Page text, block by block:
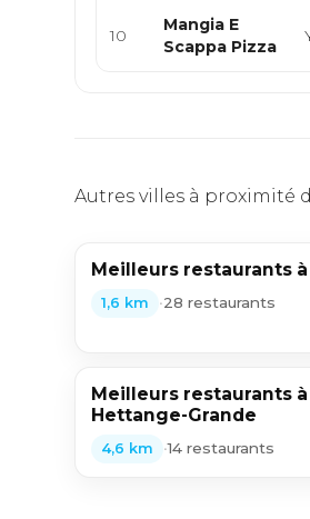
10
Mangia E
Scappa Pizza
Autres villes à proximité
Meilleurs restaurants à
1,6 km •28 restaurants
Meilleurs restaurants à
Hettange-Grande
4,6 km •14 restaurants